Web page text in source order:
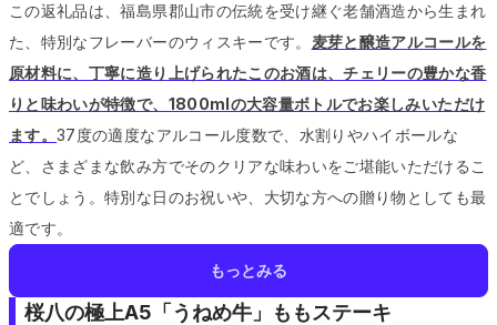
この返礼品は、福島県郡山市の伝統を受け継ぐ老舗酒造から生まれ
た、特別なフレーバーのウィスキーです。 麦芽と醸造アルコールを
原材料に、丁寧に造り上げられたこのお酒は、チェリーの豊かな香
りと味わいが特徴で、1800mlの大容量ボトルでお楽しみいただけ
ます。37度の適度なアルコール度数で、水割りやハイボールな
ど、さまざまな飲み方でそのクリアな味わいをご堪能いただけるこ
とでしょう。特別な日のお祝いや、大切な方への贈り物としても最
適です。
もっとみる
桜八の極上A5「うねめ牛」ももステーキ